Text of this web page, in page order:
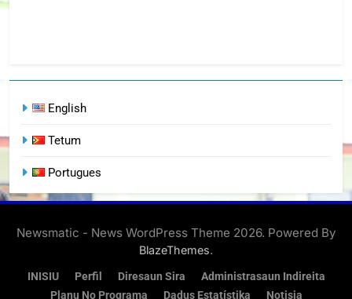
English
Tetum
Portugues
Newsmatic - News WordPress Theme 2026. Powered By
BlazeThemes.
INISIU Perfil Diresaun Sira
Administrasaun Indireita
Planu No Programa
Dadus Estatístika Notisia